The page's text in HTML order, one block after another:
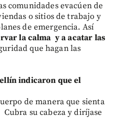
comunidades evacúen de
o sitios de trabajo y
de emergencia. Así
la calma y a acatar las
que hagan las
indicaron que el
de manera que sienta
su cabeza y diríjase